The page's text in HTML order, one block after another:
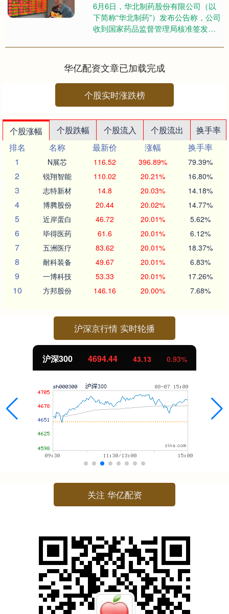
6月6日，华北制药股份有限公司（以
下简称“华北制药”）发布公告称，公司
收到国家药品监督管理局核准签发的
《药品补充申请批准....
华亿配资文章已加载完成
个股实时涨跌榜
个股涨幅 个股跌幅 个股流入 个股流出
换手率
排名
名称 最新价 涨幅
换手率
1
N展芯 116.52 396.89% 79.39%
2 锐翔智能 110.02 20.21% 16.80%
3 志特新材 14.8 20.03% 14.18%
4 博腾股份 20.44 20.02% 14.77%
5 近岸蛋白 46.72 20.01% 5.62%
6 毕得医药 61.6 20.01% 6.12%
7 五洲医疗 83.62 20.01% 18.37%
8 耐科装备 49.67 20.01% 6.83%
9 一博科技 53.33 20.01% 17.26%
10 方邦股份 146.16 20.00% 7.68%
沪深京行情 实时轮播
北证50 1134.24 11.37 1.01%
关注 华亿配资